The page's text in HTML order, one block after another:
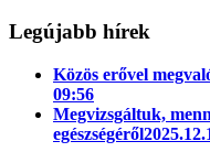
Legújabb hírek
Közös erővel
09:56
Megvizsgáltuk,
egészségéről